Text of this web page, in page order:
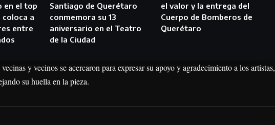
en el top
coloca a
entre
Santiago de Querétaro
conmemora su 13
aniversario en el Teatro
de la Ciudad
el valor y la entrega del
Cuerpo de Bomberos de
Querétaro
y vecinos se acercaron para expresar su apoyo y agradecimiento a los artistas,
su huella en la pieza.